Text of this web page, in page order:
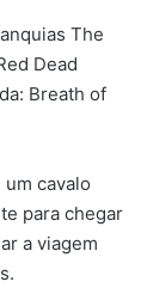
The
Dead
Breath of
um cavalo
para chegar
a viagem